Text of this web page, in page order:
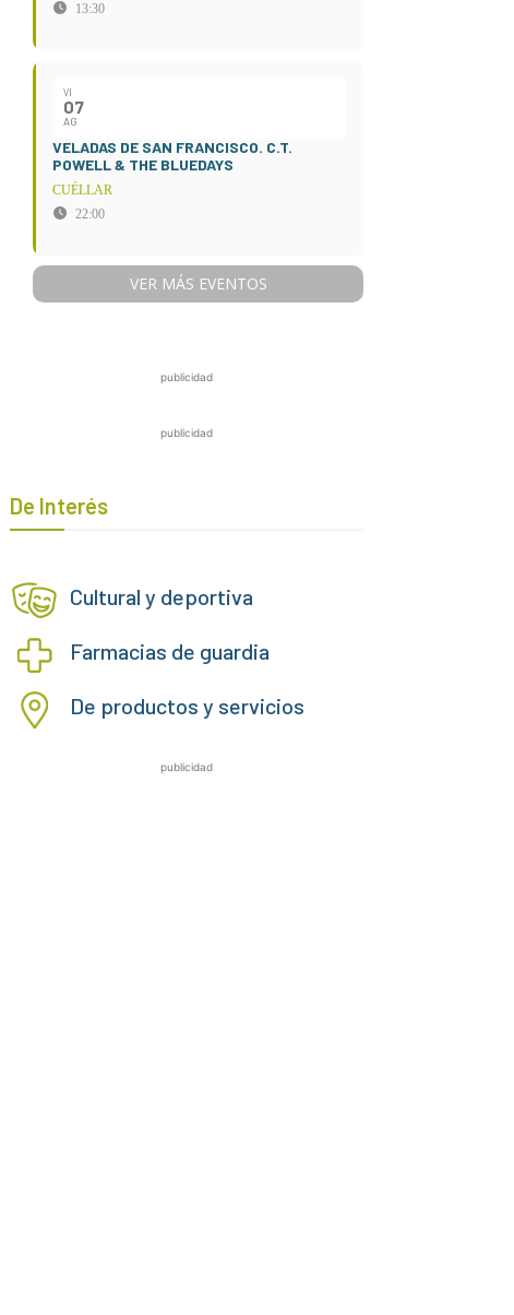
13:30
VI
07
AG
VELADAS DE SAN FRANCISCO. C.T.
POWELL & THE BLUEDAYS
CUÉLLAR
22:00
VER MÁS EVENTOS
publicidad
publicidad
De Interés
Cultural y deportiva
Farmacias de guardia
De productos y servicios
publicidad